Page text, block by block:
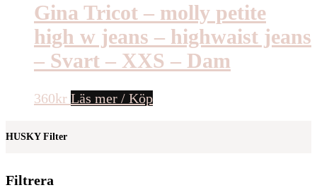
Gina Tricot – molly petite
high w jeans – highwaist jeans
– Svart – XXS – Dam
360kr Läs mer / Köp
HUSKY Filter
Filtrera